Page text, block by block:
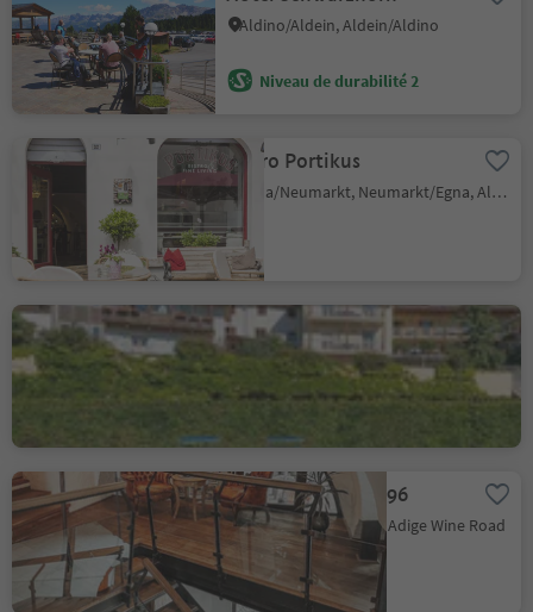
Aldino/Aldein, Aldein/Aldino
Niveau de durabilité 2
Bistro Portikus
Egna/Neumarkt, Neumarkt/Egna, Alto Adige Wine Road
Albergo Aquila D'Oro
Amalia Pernter 1896
Salorno/Salurn, Alto Adige Wine Road